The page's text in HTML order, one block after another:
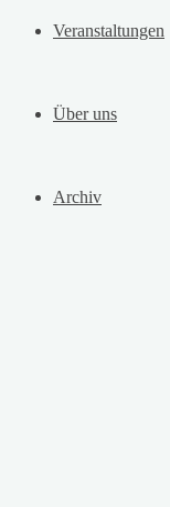
Veranstaltungen
Über uns
Archiv